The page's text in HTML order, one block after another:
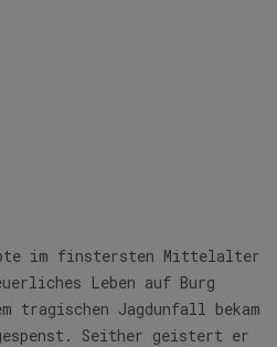
im finstersten Mittelalter
Leben auf Burg
tragischen Jagdunfall bekam
Seither geistert er